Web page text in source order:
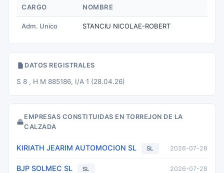
CARGO NOMBRE
Adm. Unico STANCIU NICOLAE-ROBERT
DATOS REGISTRALES
S 8 , H M 885186, I/A 1 (28.04.26)
EMPRESAS CONSTITUIDAS EN TORREJON DE LA
CALZADA
KIRIATH JEARIM AUTOMOCION SL SL 2026-07-28
BJP SOLMEC SL SL 2026-07-28